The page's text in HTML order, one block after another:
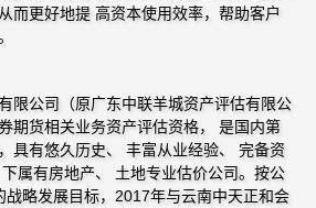
而更好地提 高资本使用效率，帮助客户
公司（原广东中联羊城资产评估有限公
期货相关业务资产评估资格， 是国内第
具有悠久历史、 丰富从业经验、 完备资
属有房地产、 土地专业估价公司。按公
战略发展目标，2017年与云南中天正和会